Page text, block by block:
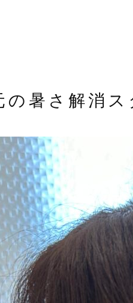
・美容院・半個
の暑さ解消ス